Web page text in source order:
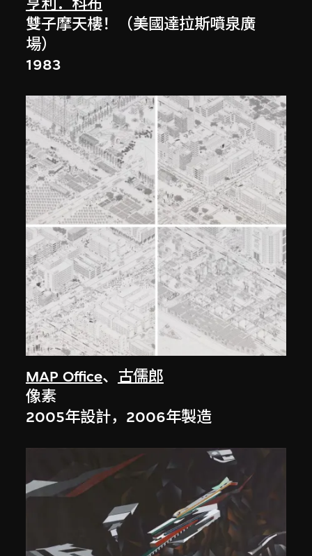
亨利．科布
雙子摩天樓！（美國達拉斯噴泉廣
場）
1983
MAP Office、 古儒郎
像素
2005年設計，2006年製造